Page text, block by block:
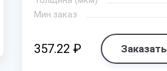
Мин.заказ
357.22 ₽ Заказать